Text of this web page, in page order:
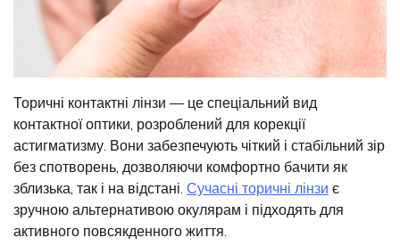
Торичні контактні лінзи — це спеціальний вид
контактної оптики, розроблений для корекції
астигматизму. Вони забезпечують чіткий і стабільний зір
без спотворень, дозволяючи комфортно бачити як
зблизька, так і на відстані. Сучасні торичні лінзи є
зручною альтернативою окулярам і підходять для
активного повсякденного життя.